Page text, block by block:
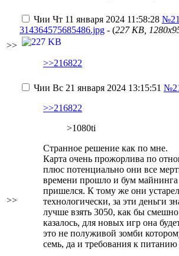
>>
Чии Чт 11 января 2024 11:58:28
314364575685486.jpg - (227 KB,
>>216822
>>
Чии Вс 21 января 2024 13:15:51
>>216822
>1080ti
Странное решение как по мне.
Карта очень прожорлива по
плюс потенциально они все
времени прошло и бум
пришелся. К тому же они
технологически, за эти деньги
лучше взять 3050, как бы
казалось, для новых игр она
это не полуживой зомби
семь, да и требования к